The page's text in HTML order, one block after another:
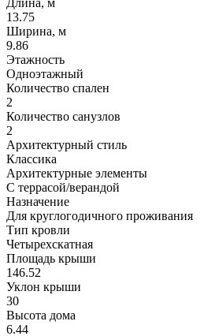
Длина, м
13.75
Ширина, м
9.86
Этажность
Одноэтажный
Количество спален
2
Количество санузлов
2
Архитектурный стиль
Классика
Архитектурные элементы
С террасой/верандой
Назначение
Для круглогодичного проживания
Тип кровли
Четырехскатная
Площадь крыши
146.52
Уклон крыши
30
Высота дома
6.44